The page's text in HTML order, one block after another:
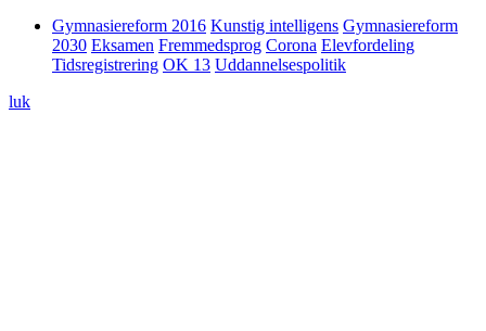
Gymnasiereform 2016 Kunstig intelligens Gymnasiereform
2030 Eksamen Fremmedsprog Corona Elevfordeling
Tidsregistrering OK 13 Uddannelsespolitik
luk